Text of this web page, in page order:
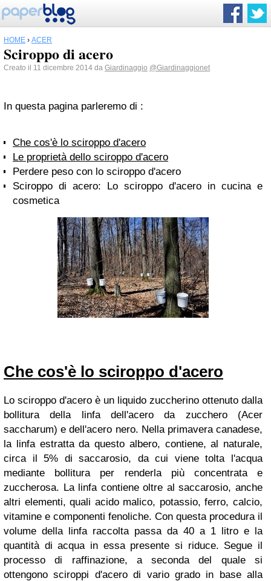
HOME › ACER
Sciroppo di acero
Creato il 11 dicembre 2014 da Giardinaggio @Giardinaggionet
In questa pagina parleremo di :
Che cos'è lo sciroppo d'acero
Le proprietà dello sciroppo d'acero
Perdere peso con lo sciroppo d'acero
Sciroppo di acero: Lo sciroppo d'acero in cucina e
cosmetica
Che cos'è lo sciroppo d'acero
Lo sciroppo d'acero è un liquido zuccherino ottenuto dalla
bollitura della linfa dell'acero da zucchero (Acer
saccharum) e dell'acero nero. Nella primavera canadese,
la linfa estratta da questo albero, contiene, al naturale,
circa il 5% di saccarosio, da cui viene tolta l'acqua
mediante bollitura per renderla più concentrata e
zuccherosa. La linfa contiene oltre al saccarosio, anche
altri elementi, quali acido malico, potassio, ferro, calcio,
vitamine e componenti fenoliche. Con questa procedura il
volume della linfa raccolta passa da 40 a 1 litro e la
quantità di acqua in essa presente si riduce. Segue il
processo di raffinazione, a seconda del quale si
ottengono sciroppi d'acero di vario grado in base alla